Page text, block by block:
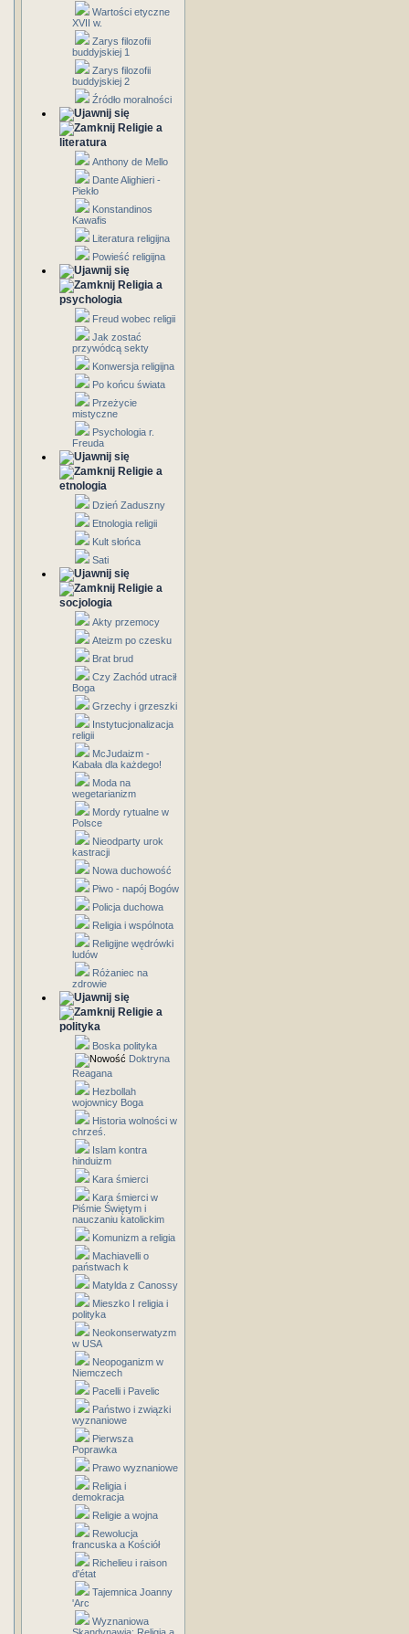
Wartości etyczne
XVII w.
Zarys filozofii
buddyjskiej 1
Zarys filozofii
buddyjskiej 2
Źródło moralności
Religie a
literatura
Anthony de Mello
Dante Alighieri -
Piekło
Konstandinos
Kawafis
Literatura religijna
Powieść religijna
Religia a
psychologia
Freud wobec religii
Jak zostać
przywódcą sekty
Konwersja religijna
Po końcu świata
Przeżycie
mistyczne
Psychologia r.
Freuda
Religie a
etnologia
Dzień Zaduszny
Etnologia religii
Kult słońca
Sati
Religie a
socjologia
Akty przemocy
Ateizm po czesku
Brat brud
Czy Zachód utracił
Boga
Grzechy i grzeszki
Instytucjonalizacja
religii
McJudaizm -
Kabała dla każdego!
Moda na
wegetarianizm
Mordy rytualne w
Polsce
Nieodparty urok
kastracji
Nowa duchowość
Piwo - napój Bogów
Policja duchowa
Religia i wspólnota
Religijne wędrówki
ludów
Różaniec na
zdrowie
Religie a
polityka
Boska polityka
Doktryna
Reagana
Hezbollah
wojownicy Boga
Historia wolności w
chrześ.
Islam kontra
hinduizm
Kara śmierci
Kara śmierci w
Piśmie Świętym i
nauczaniu katolickim
Komunizm a religia
Machiavelli o
państwach k
Matylda z Canossy
Mieszko I religia i
polityka
Neokonserwatyzm
w USA
Neopoganizm w
Niemczech
Pacelli i Pavelic
Państwo i związki
wyznaniowe
Pierwsza
Poprawka
Prawo wyznaniowe
Religia i
demokracja
Religie a wojna
Rewolucja
francuska a Kościół
Richelieu i raison
d'état
Tajemnica Joanny
'Arc
Wyznaniowa